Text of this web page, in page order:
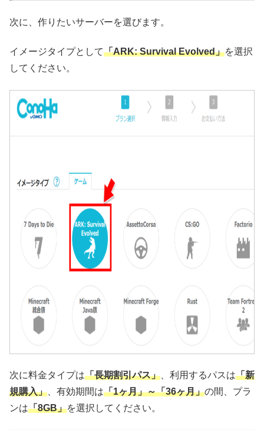
次に、作りたいサーバーを選びます。
イメージタイプとして「ARK: Survival Evolved」を選択
してください。
次に料金タイプは「長期割引パス」 、利用するパスは「新
規購入」 、有効期間は「1ヶ月」～「36ヶ月」の間、プラ
ンは「8GB」を選択してください。